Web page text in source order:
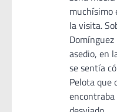
muchísimo
la visita.
asedio, en
se sentía
Pelota que